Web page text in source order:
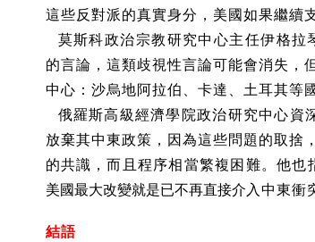
這些反對派的真實身分，美國如果繼續
莫斯科政治宗教研究中心主任伊格拉
的言論，這類歧視性言論可能會消失，
中心：沙烏地阿拉伯、卡達、土耳其等
俄羅斯高級經濟學院政治研究中心資
放棄其中東政策，因為這些問題的取捨
的共識，而且程序相當繁複困難。他也
美國最大改變就是已不再直接介入中東衝
結語